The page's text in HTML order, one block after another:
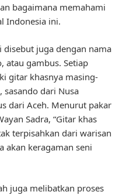
bagaimana memahami
Indonesia ini.
disebut juga dengan nama
atau gambus. Setiap
gitar khasnya masing-
sasando dari Nusa
dari Aceh. Menurut pakar
Sadra, “Gitar khas
terpisahkan dari warisan
akan keragaman seni
juga melibatkan proses